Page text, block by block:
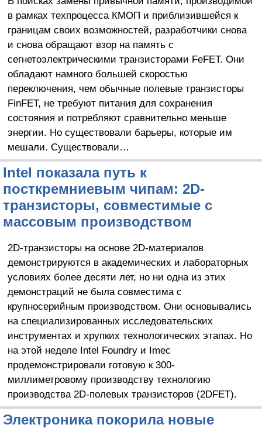
в рамках техпроцесса КМОП и приблизившейся к
границам своих возможностей, разработчики снова
и снова обращают взор на память с
сегнетоэлектрическими транзисторами FeFET. Они
обладают намного большей скоростью
переключения, чем обычные полевые транзисторы
FinFET, не требуют питания для сохранения
состояния и потребляют сравнительно меньше
энергии. Но существовали барьеры, которые им
мешали. Существовали…
Intel показала путь к
посткремниевым чипам: 2D-
транзисторы, совместимые с
массовым производством
2D-транзисторы на основе 2D-материалов
демонстрируются в академических и лабораторных
условиях более десяти лет, но ни одна из этих
демонстраций не была совместима с
крупносерийным производством. Они основывались
на специализированных исследовательских
инструментах и ​​хрупких технологических этапах. Но
на этой неделе Intel Foundry и Imec
продемонстрировали готовую к 300-
миллиметровому производству технологию
производства 2D-полевых транзисторов (2DFET).
Электроника покорила новые